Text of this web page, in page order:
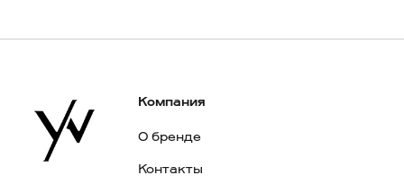
Компания
О бренде
Контакты